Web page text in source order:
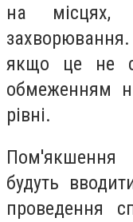
на місцях,
якщо це не
обмеженням
рівні.
Пом'якшення
будуть
проведення